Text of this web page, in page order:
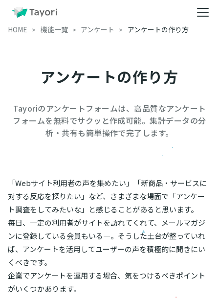
HOME 機能一覧 アンケート アンケートの作り方
アンケートの作り方
Tayoriのアンケートフォームは、高品質なアンケート
フォームを無料でサクッと作成可能。集計データの分
析・共有も簡単操作で完了します。
「Webサイト利用者の声を集めたい」「新商品・サービスに
対する反応を探りたい」など、さまざまな場面で「アンケー
ト調査をしてみたいな」と感じることがあると思います。
毎日、一定の利用者がサイトを訪れてくれて、メールマガジ
ンに登録している会員もいる―。そうした土台が整っていれ
ば、アンケートを活用してユーザーの声を積極的に聞きにい
くべきです。
企業でアンケートを運用する場合、気をつけるべきポイント
がいくつかあります。